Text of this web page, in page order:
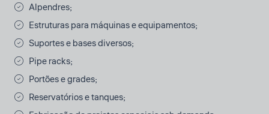
Alpendres;
Estruturas para máquinas e equipamentos;
Suportes e bases diversos;
Pipe racks;
Portões e grades;
Reservatórios e tanques;